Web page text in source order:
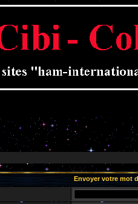
Envoyer votre mot